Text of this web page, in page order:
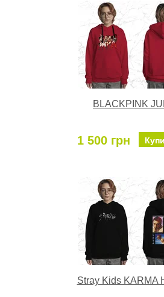
BLACKPINK
1 500 грн
Stray Kids KARMA